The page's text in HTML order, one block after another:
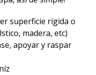
superficie rígida o
madera, etc)
apoyar y raspar